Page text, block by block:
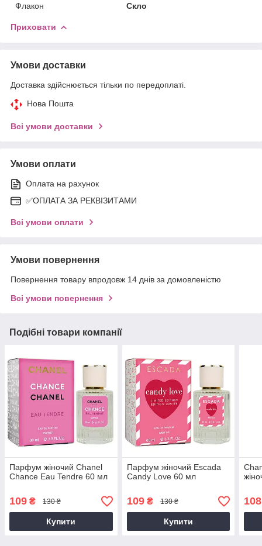
Флакон
Скло
Приховати
Умови доставки
Доставка здійснюється тільки по передоплаті.
Нова Пошта
Всі умови доставки
Умови оплати
Оплата на рахунок
✅ОПЛАТА ЗА РЕКВІЗИТАМИ
Всі умови оплати
Умови повернення
Повернення товару впродовж 14 днів за домовленістю
Всі умови повернення
Подібні товари компанії
Парфум жіночий Chanel
Chance Eau Tendre 60 мл
109 ₴ 130 ₴
Купити
Парфум жіночий Escada
Candy Love 60 мл
109₴ 130 ₴
Купити
108